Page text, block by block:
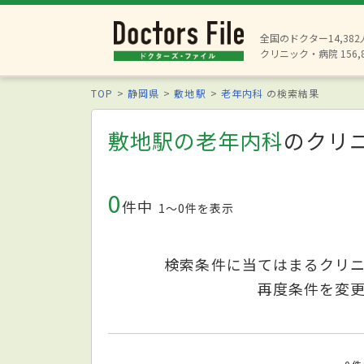
全国のドクター14,382
クリニック・病院
TOP 静岡県 敷地駅 老年内科 の検索結果
敷地駅の老年内科のクリ
0件中 1〜0件を表示
検索条件に当てはまるクリ
再度条件を変